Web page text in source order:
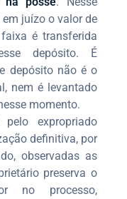
juízo o valor de
é transferida
depósito. É
depósito não é o
nem é levantado
momento.
expropriado
definitiva, por
observadas as
preserva o
no processo,